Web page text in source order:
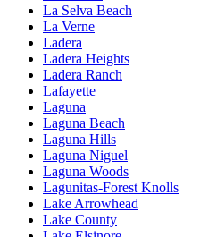
La Selva Beach
La Verne
Ladera
Ladera Heights
Ladera Ranch
Lafayette
Laguna
Laguna Beach
Laguna Hills
Laguna Niguel
Laguna Woods
Lagunitas-Forest Knolls
Lake Arrowhead
Lake County